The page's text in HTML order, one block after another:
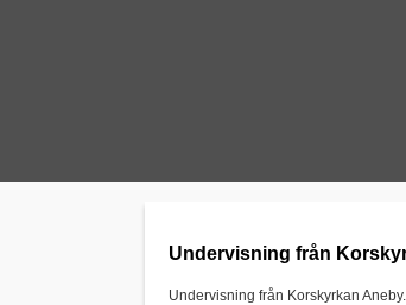
Undervisning från
Undervisning från Korskyrkan